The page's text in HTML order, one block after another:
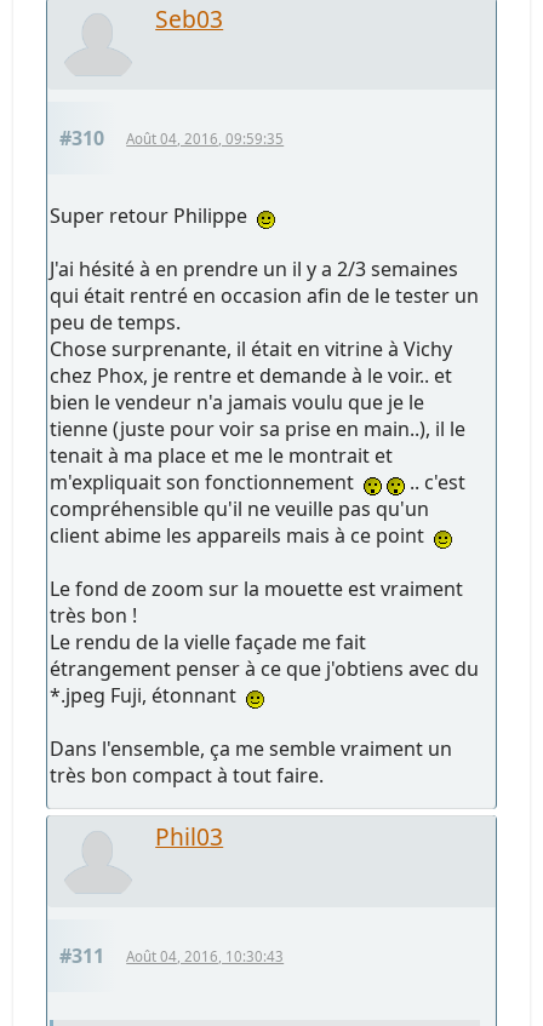
Seb03
#310 Août 04, 2016, 09:59:35
Super retour Philippe
J'ai hésité à en prendre un il y a 2/3 semaines
qui était rentré en occasion afin de le tester un
peu de temps.
Chose surprenante, il était en vitrine à Vichy
chez Phox, je rentre et demande à le voir.. et
bien le vendeur n'a jamais voulu que je le
tienne (juste pour voir sa prise en main..), il le
tenait à ma place et me le montrait et
m'expliquait son fonctionnement
.. c'est
compréhensible qu'il ne veuille pas qu'un
client abime les appareils mais à ce point
Le fond de zoom sur la mouette est vraiment
très bon !
Le rendu de la vielle façade me fait
étrangement penser à ce que j'obtiens avec du
*.jpeg Fuji, étonnant
Dans l'ensemble, ça me semble vraiment un
très bon compact à tout faire.
Phil03
#311 Août 04, 2016, 10:30:43